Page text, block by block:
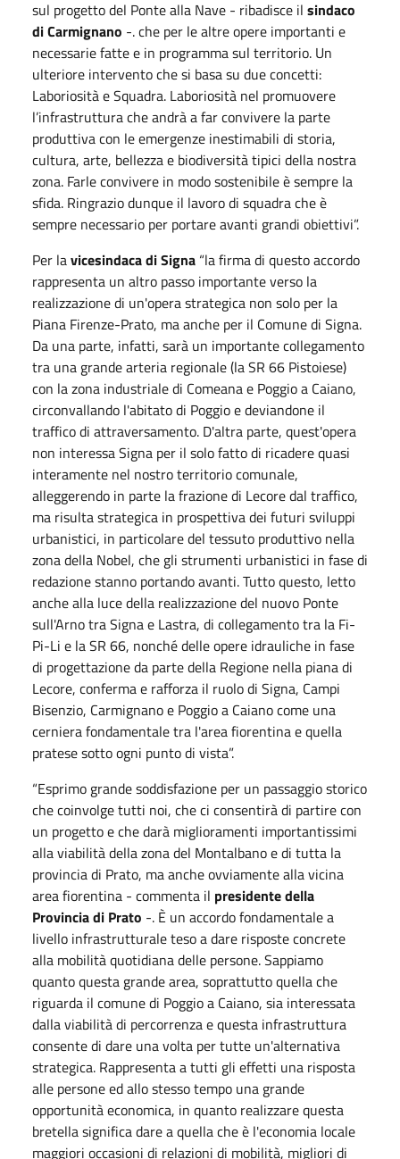
sul progetto del Ponte alla Nave - ribadisce il sindaco
di Carmignano -. che per le altre opere importanti e
necessarie fatte e in programma sul territorio. Un
ulteriore intervento che si basa su due concetti:
Laboriosità e Squadra. Laboriosità nel promuovere
l’infrastruttura che andrà a far convivere la parte
produttiva con le emergenze inestimabili di storia,
cultura, arte, bellezza e biodiversità tipici della nostra
zona. Farle convivere in modo sostenibile è sempre la
sfida. Ringrazio dunque il lavoro di squadra che è
sempre necessario per portare avanti grandi obiettivi”.
Per lavicesindaca di Signa “la firma di questo accordo
rappresenta un altro passo importante verso la
realizzazione di un'opera strategica non solo per la
Piana Firenze-Prato, ma anche per il Comune di Signa.
Da una parte, infatti, sarà un importante collegamento
tra una grande arteria regionale (la SR 66 Pistoiese)
con la zona industriale di Comeana e Poggio a Caiano,
circonvallando l'abitato di Poggio e deviandone il
traffico di attraversamento. D'altra parte, quest'opera
non interessa Signa per il solo fatto di ricadere quasi
interamente nel nostro territorio comunale,
alleggerendo in parte la frazione di Lecore dal traffico,
ma risulta strategica in prospettiva dei futuri sviluppi
urbanistici, in particolare del tessuto produttivo nella
zona della Nobel, che gli strumenti urbanistici in fase di
redazione stanno portando avanti. Tutto questo, letto
anche alla luce della realizzazione del nuovo Ponte
sull'Arno tra Signa e Lastra, di collegamento tra la Fi-
Pi-Li e la SR 66, nonché delle opere idrauliche in fase
di progettazione da parte della Regione nella piana di
Lecore, conferma e rafforza il ruolo di Signa, Campi
Bisenzio, Carmignano e Poggio a Caiano come una
cerniera fondamentale tra l'area fiorentina e quella
pratese sotto ogni punto di vista”.
“Esprimo grande soddisfazione per un passaggio storico
che coinvolge tutti noi, che ci consentirà di partire con
un progetto e che darà miglioramenti importantissimi
alla viabilità della zona del Montalbano e di tutta la
provincia di Prato, ma anche ovviamente alla vicina
area fiorentina - commenta il presidente della
Provincia di Prato -. È un accordo fondamentale a
livello infrastrutturale teso a dare risposte concrete
alla mobilità quotidiana delle persone. Sappiamo
quanto questa grande area, soprattutto quella che
riguarda il comune di Poggio a Caiano, sia interessata
dalla viabilità di percorrenza e questa infrastruttura
consente di dare una volta per tutte un'alternativa
strategica. Rappresenta a tutti gli effetti una risposta
alle persone ed allo stesso tempo una grande
opportunità economica, in quanto realizzare questa
bretella significa dare a quella che è l'economia locale
maggiori occasioni di relazioni di mobilità, migliori di